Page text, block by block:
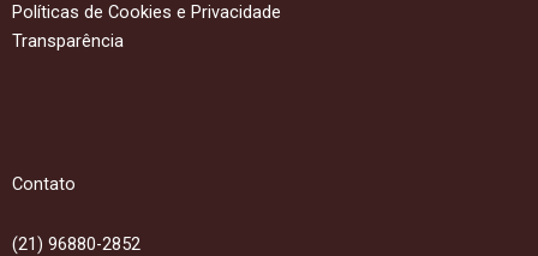
Políticas de Cookies e Privacidade
Transparência
Contato
(21) 96880-2852